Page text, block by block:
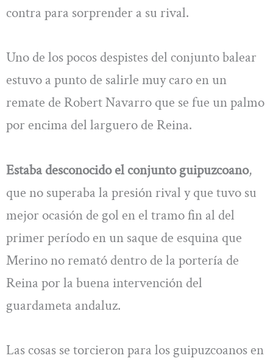
contra para sorprender a su rival.
Uno de los pocos despistes del conjunto balear
estuvo a punto de salirle muy caro en un
remate de Robert Navarro que se fue un palmo
por encima del larguero de Reina.
Estaba desconocido el conjunto guipuzcoano,
que no superaba la presión rival y que tuvo su
mejor ocasión de gol en el tramo fin al del
primer período en un saque de esquina que
Merino no remató dentro de la portería de
Reina por la buena intervención del
guardameta andaluz.
Las cosas se torcieron para los guipuzcoanos en